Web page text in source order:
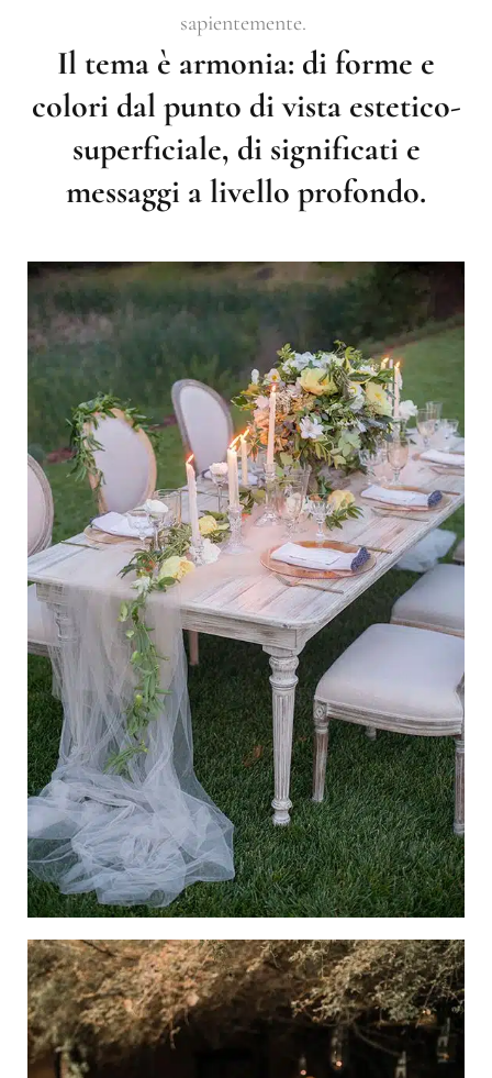
sapientemente.
Il tema è armonia: di forme e
colori dal punto di vista estetico-
superficiale, di significati e
messaggi a livello profondo.